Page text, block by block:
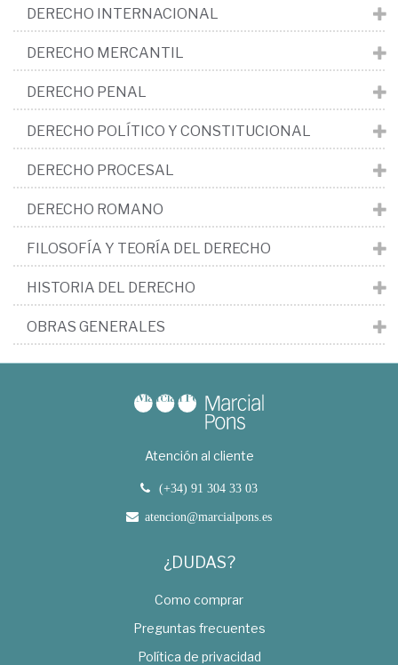
DERECHO INTERNACIONAL
DERECHO MERCANTIL
DERECHO PENAL
DERECHO POLÍTICO Y CONSTITUCIONAL
DERECHO PROCESAL
DERECHO ROMANO
FILOSOFÍA Y TEORÍA DEL DERECHO
HISTORIA DEL DERECHO
OBRAS GENERALES
Atención al cliente
(+34) 91 304 33 03
atencion@marcialpons.es
¿DUDAS?
Como comprar
Preguntas frecuentes
Política de privacidad